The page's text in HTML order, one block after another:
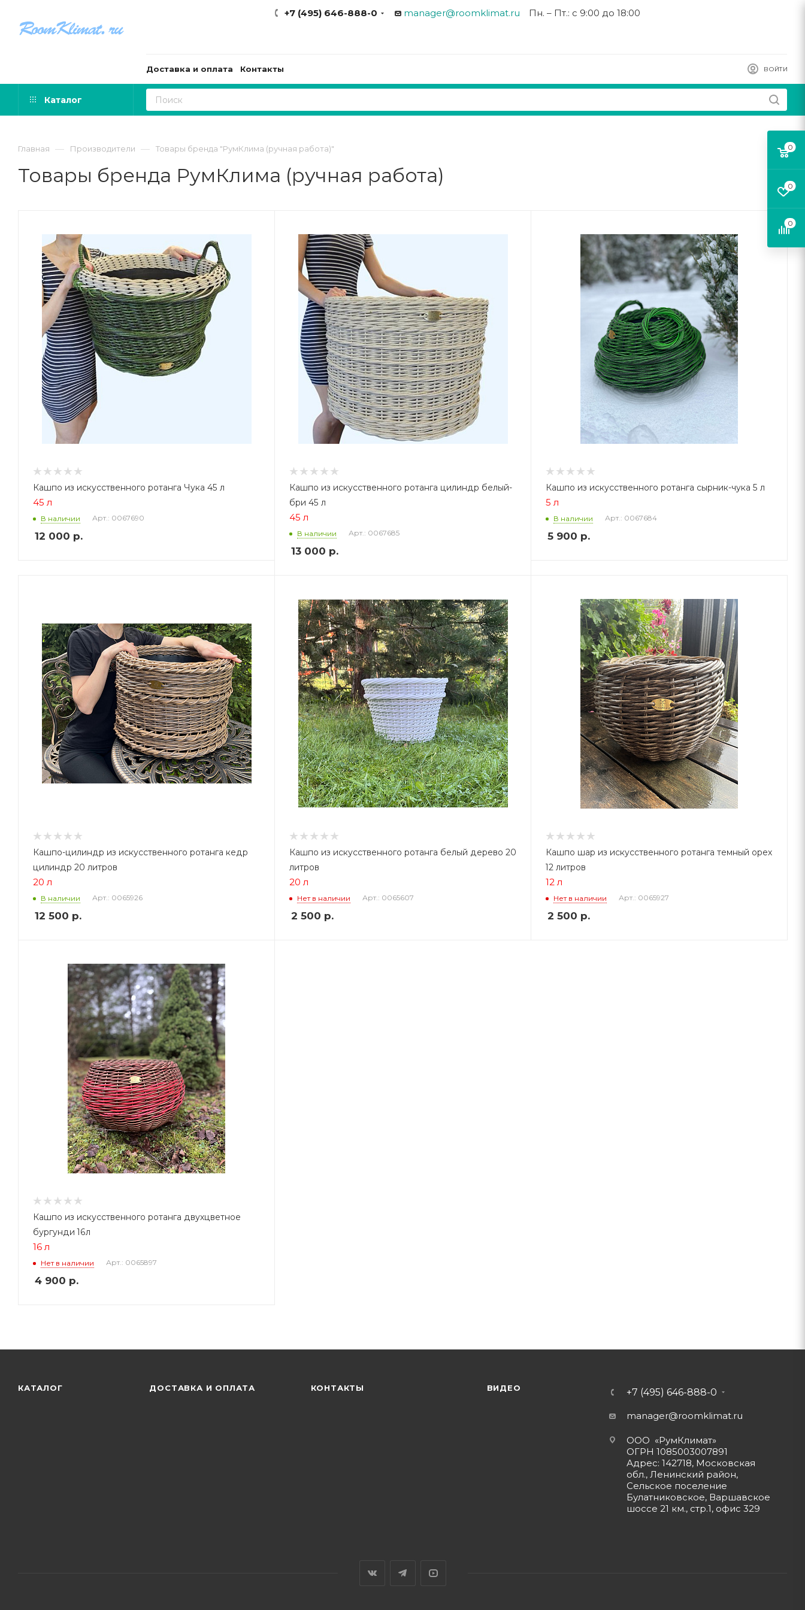
+7 (495) 646-888-0 manager@roomklimat.ru Пн. – Пт.: с 9:00 до 18:00
ВОЙТИ
Доставка и оплата Контакты
Каталог
Главная — Производители — Товары бренда "РумКлима (ручная работа)"
Товары бренда РумКлима (ручная работа)
Кашпо из искусственного ротанга Чука 45 л
45 л
В наличии Арт.: 0067690
12 000 р.
Кашпо из искусственного ротанга цилиндр белый-
бри 45 л
45 л
В наличии Арт.: 0067685
13 000 р.
Кашпо из искусственного ротанга сырник-чука 5 л
5 л
В наличии Арт.: 0067684
5 900 р.
Кашпо-цилиндр из искусственного ротанга кедр
цилиндр 20 литров
20 л
В наличии Арт.: 0065926
12 500 р.
Кашпо из искусственного ротанга белый дерево 20
литров
20 л
Нет в наличии Арт.: 0065607
2 500 р.
Кашпо шар из искусственного ротанга темный орех
12 литров
12 л
Нет в наличии Арт.: 0065927
2 500 р.
Кашпо из искусственного ротанга двухцветное
бургунди 16л
16 л
Нет в наличии Арт.: 0065897
4 900 р.
КАТАЛОГ ДОСТАВКА И ОПЛАТА КОНТАКТЫ ВИДЕО +7 (495) 646-888-0
manager@roomklimat.ru
ООО «РумКлимат»
ОГРН 1085003007891
Адрес: 142718, Московская
обл., Ленинский район,
Сельское поселение
Булатниковское, Варшавское
шоссе 21 км., стр.1, офис 329
0
0
0